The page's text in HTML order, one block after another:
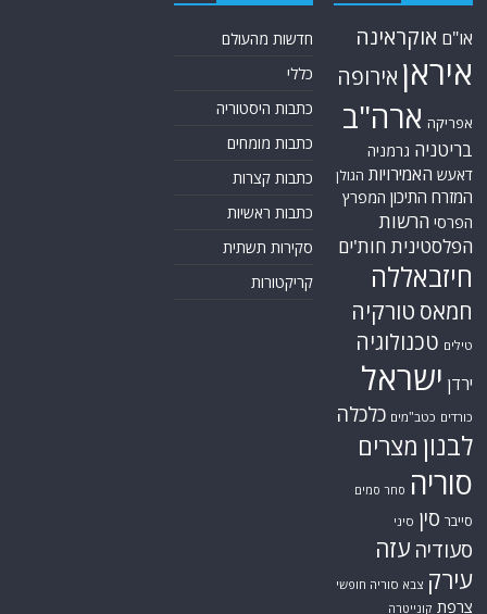
או"ם אוקראינה
איראן אירופה
אפריקה ארה"ב
בריטניה גרמניה
דאעש האמירויות הגולן
המזרח התיכון המפרץ
הפרסי הרשות
הפלסטינית חות'ים
חיזבאללה
חמאס טורקיה
טילים טכנולוגיה
ירדן ישראל
כורדים כטב"מים כלכלה
לבנון מצרים
סוריה סחר סמים
סייבר סין סיני
סעודיה עזה
עירק צבא סוריה חופשי
צרפת קונייטרה
חדשות מהעולם
כללי
כתבות היסטוריה
כתבות מומחים
כתבות קצרות
כתבות ראשיות
סקירות תשתית
קריקטורות